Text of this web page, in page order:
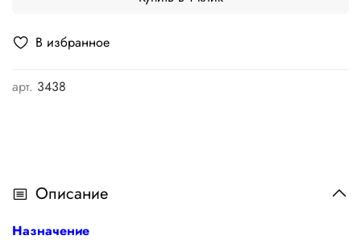
В избранное
арт. 3438
Описание
Назначение